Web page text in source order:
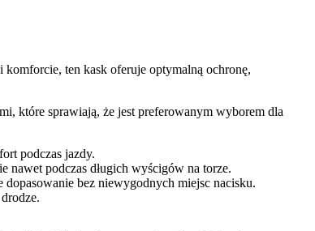
ten kask oferuje optymalną ochronę,
które sprawiają, że jest preferowanym wyborem dla
podczas jazdy.
podczas długich wyścigów na torze.
dopasowanie bez niewygodnych miejsc nacisku.